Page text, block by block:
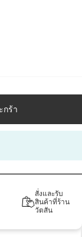
กร้า
สั่งและรับ
สินค้าที่ร้าน
วัตสัน